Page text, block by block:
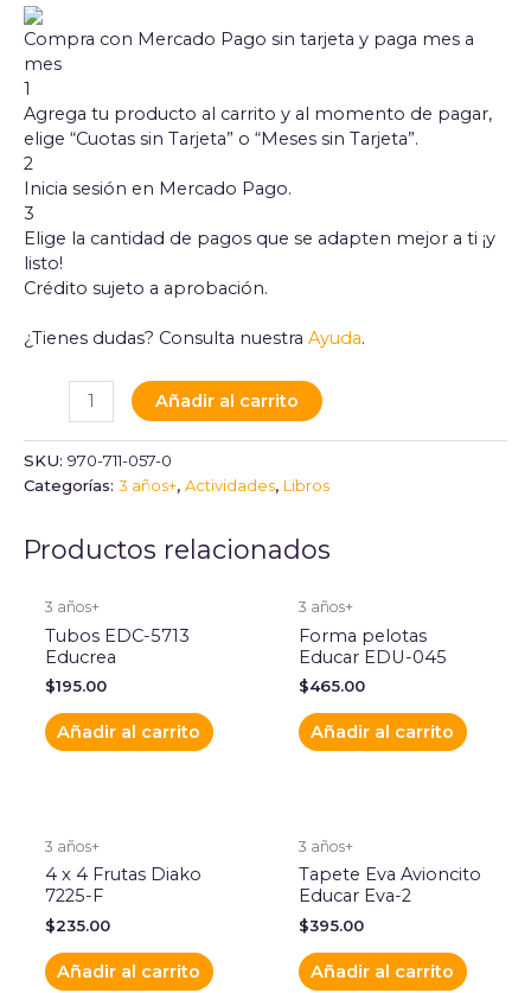
Compra con Mercado Pago sin tarjeta y paga mes a
mes
1
Agrega tu producto al carrito y al momento de pagar,
elige “Cuotas sin Tarjeta” o “Meses sin Tarjeta”.
2
Inicia sesión en Mercado Pago.
3
Elige la cantidad de pagos que se adapten mejor a ti ¡y
listo!
Crédito sujeto a aprobación.
¿Tienes dudas? Consulta nuestra Ayuda.
Añadir al carrito
SKU: 970-711-057-0
Categorías: 3 años+, Actividades, Libros
Productos relacionados
3 años+
Tubos EDC-5713
Educrea
$195.00
Añadir al carrito
3 años+
Forma pelotas
Educar EDU-045
$465.00
Añadir al carrito
3 años+
4 x 4 Frutas Diako
7225-F
$235.00
Añadir al carrito
3 años+
Tapete Eva Avioncito
Educar Eva-2
$395.00
Añadir al carrito